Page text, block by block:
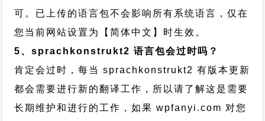
可。已上传的语言包不会影响所有系统语言，仅在
您当前网站设置为【简体中文】时生效。
5、sprachkonstrukt2 语言包会过时吗？
肯定会过时，每当 sprachkonstrukt2 有版本更新
都会需要进行新的翻译工作，所以请了解这是需要
长期维护和进行的工作，如果 wpfanyi.com 对您